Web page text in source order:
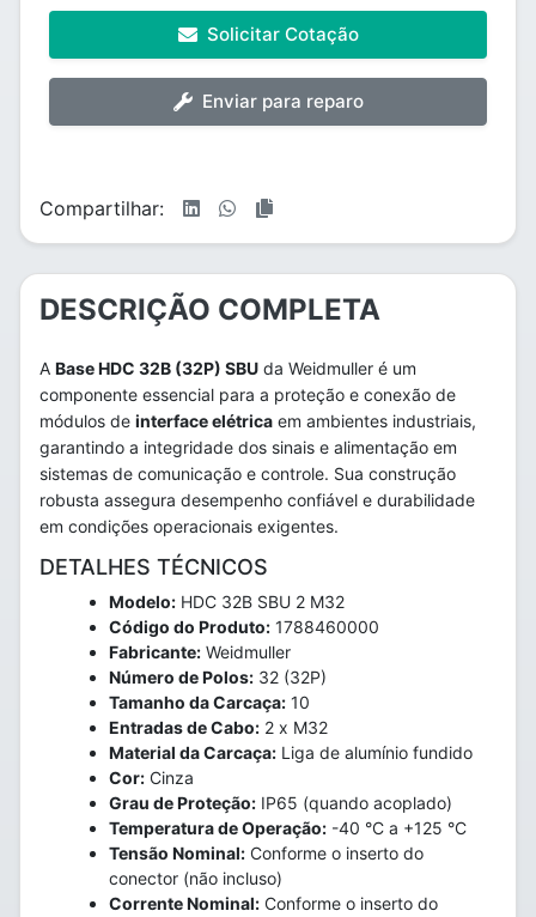
Solicitar Cotação
Enviar para reparo
Compartilhar:
DESCRIÇÃO COMPLETA
A Base HDC 32B (32P) SBU da Weidmuller é um
componente essencial para a proteção e conexão de
módulos de interface elétrica em ambientes industriais,
garantindo a integridade dos sinais e alimentação em
sistemas de comunicação e controle. Sua construção
robusta assegura desempenho confiável e durabilidade
em condições operacionais exigentes.
DETALHES TÉCNICOS
Modelo: HDC 32B SBU 2 M32
Código do Produto: 1788460000
Fabricante: Weidmuller
Número de Polos: 32 (32P)
Tamanho da Carcaça: 10
Entradas de Cabo: 2 x M32
Material da Carcaça: Liga de alumínio fundido
Cor: Cinza
Grau de Proteção: IP65 (quando acoplado)
Temperatura de Operação: -40 °C a +125 °C
Tensão Nominal: Conforme o inserto do
conector (não incluso)
Corrente Nominal: Conforme o inserto do